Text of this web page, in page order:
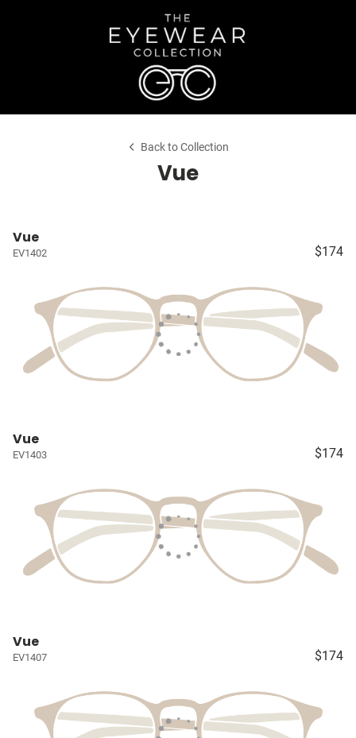
Back to Collection
Vue
Vue
EV1402 $174
Vue
EV1403 $174
Vue
EV1407 $174